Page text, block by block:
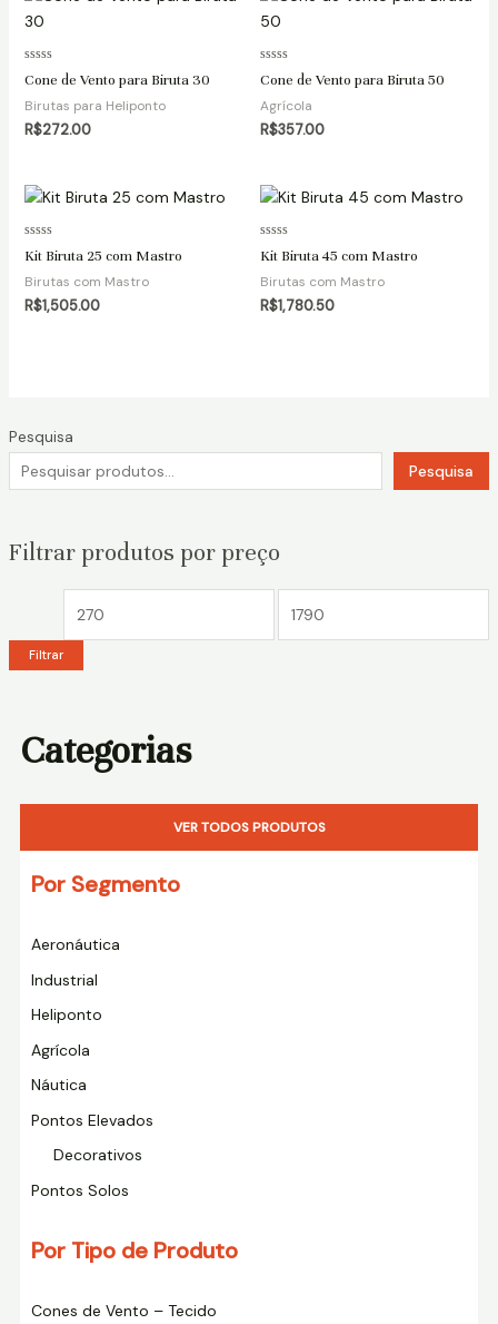
Pesquisa
Pesquisa
Filtrar produtos por preço
Filtrar
Categorias
VER TODOS PRODUTOS
Por Segmento
Aeronáutica
Industrial
Heliponto
Agrícola
Náutica
Pontos Elevados
Decorativos
Pontos Solos
Por Tipo de Produto
Cones de Vento – Tecido
Avaliação
0
de
5
Cone de Vento para Biruta 30
Birutas para Heliponto
R$272.00
Avaliação
0
de
5
Cone de Vento para Biruta 50
Agrícola
R$357.00
Avaliação
0
de
5
Kit Biruta 25 com Mastro
Birutas com Mastro
R$1,505.00
Avaliação
0
de
5
Kit Biruta 45 com Mastro
Birutas com Mastro
R$1,780.50